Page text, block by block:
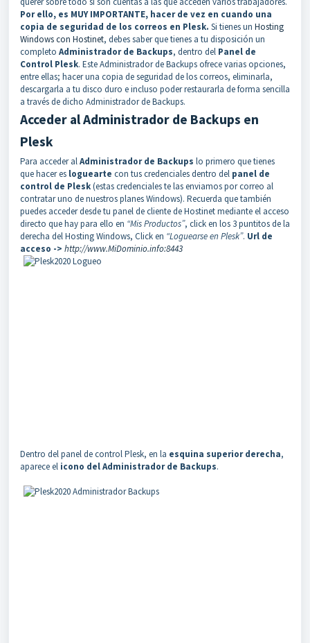
Por ello, es MUY IMPORTANTE, hacer de vez en cuando una
copia de seguridad de los correos en Plesk. Si tienes un Hosting
Windows con Hostinet, debes saber que tienes a tu disposición un
completo Administrador de Backups, dentro del Panel de
Control Plesk. Este Administrador de Backups ofrece varias opciones,
entre ellas; hacer una copia de seguridad de los correos, eliminarla,
descargarla a tu disco duro e incluso poder restaurarla de forma sencilla
a través de dicho Administrador de Backups.
Acceder al Administrador de Backups en
Plesk
Para acceder alAdministrador de Backups lo primero que tienes
que hacer es loguearte con tus credenciales dentro del panel de
control de Plesk(estas credenciales te las enviamos por correo al
contratar uno de nuestros planes Windows). Recuerda que también
puedes acceder desde tu panel de cliente de Hostinet mediante el acceso
directo que hay para ello en “Mis Productos”, click en los 3 puntitos de la
derecha del Hosting Windows, Click en “Loguearse en Plesk”. Url de
acceso -> http://www.MiDominio.info:8443
Dentro del panel de control Plesk, en la esquina superior derecha,
aparece el icono del Administrador de Backups.